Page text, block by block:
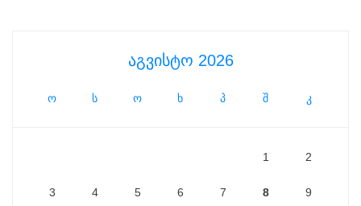
აგვისტო 2026
ო ს ო ხ პ შ კ
1 2
3 4 5 6 7 8 9